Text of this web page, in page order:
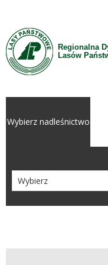
Regionalna
Lasów
Wybierz nadleśnictwo